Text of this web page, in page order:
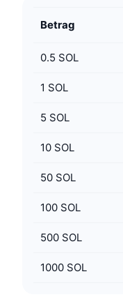
Betrag
0.5 SOL
1 SOL
5 SOL
10 SOL
50 SOL
100 SOL
500 SOL
1000 SOL